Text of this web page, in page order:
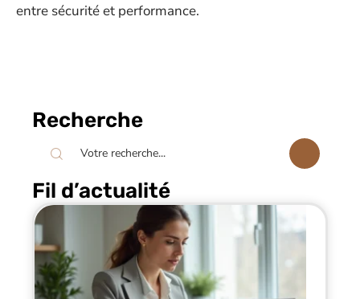
entre sécurité et performance.
Recherche
Fil d’actualité